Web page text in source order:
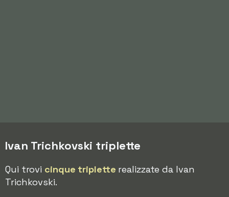
Ivan Trichkovski triplette
Qui trovi cinque triplette realizzate da Ivan
Trichkovski.